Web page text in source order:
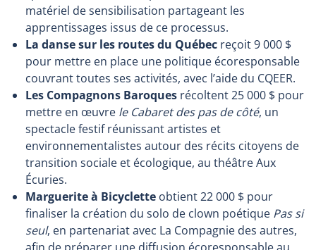
matériel de sensibilisation partageant les
apprentissages issus de ce processus.
La danse sur les routes du Québec reçoit 9 000 $
pour mettre en place une politique écoresponsable
couvrant toutes ses activités, avec l’aide du CQEER.
Les Compagnons Baroques récoltent 25 000 $ pour
mettre en œuvre le Cabaret des pas de côté, un
spectacle festif réunissant artistes et
environnementalistes autour des récits citoyens de
transition sociale et écologique, au théâtre Aux
Écuries.
Marguerite à Bicyclette obtient 22 000 $ pour
finaliser la création du solo de clown poétique Pas si
seul, en partenariat avec La Compagnie des autres,